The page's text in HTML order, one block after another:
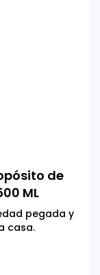
de
ML
pegada y
casa.
probado y